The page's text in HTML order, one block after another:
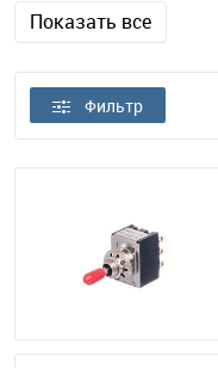
Показать все
Фильтр